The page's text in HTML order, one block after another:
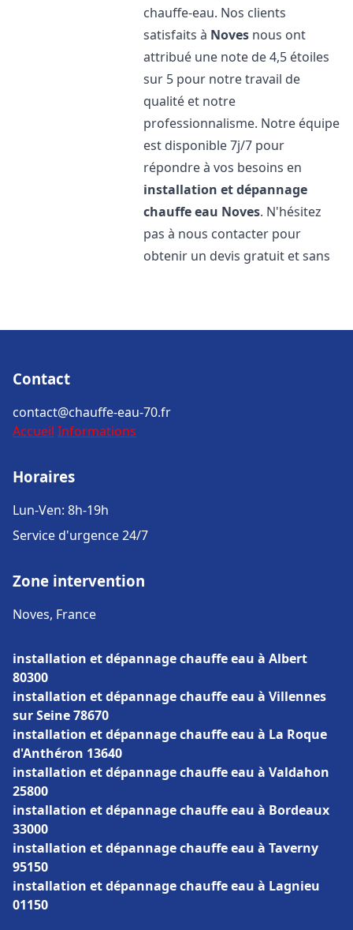
chauffe-eau. Nos clients
satisfaits à Noves nous ont
attribué une note de 4,5 étoiles
sur 5 pour notre travail de
qualité et notre
professionnalisme. Notre équipe
est disponible 7j/7 pour
répondre à vos besoins en
installation et dépannage
chauffe eau Noves. N'hésitez
pas à nous contacter pour
obtenir un devis gratuit et sans
Contact
contact@chauffe-eau-70.fr
Accueil Informations
Horaires
Lun-Ven: 8h-19h
Service d'urgence 24/7
Zone intervention
Noves, France
installation et dépannage chauffe eau à Albert
80300
installation et dépannage chauffe eau à Villennes
sur Seine 78670
installation et dépannage chauffe eau à La Roque
d'Anthéron 13640
installation et dépannage chauffe eau à Valdahon
25800
installation et dépannage chauffe eau à Bordeaux
33000
installation et dépannage chauffe eau à Taverny
95150
installation et dépannage chauffe eau à Lagnieu
01150